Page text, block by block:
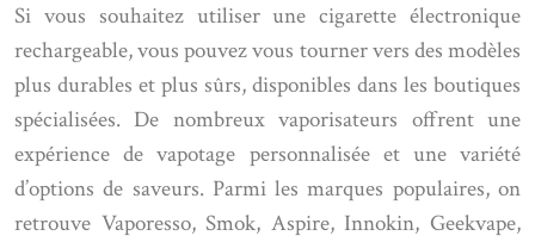
Si vous souhaitez utiliser une cigarette électronique
rechargeable, vous pouvez vous tourner vers des modèles
plus durables et plus sûrs, disponibles dans les boutiques
spécialisées. De nombreux vaporisateurs offrent une
expérience de vapotage personnalisée et une variété
d’options de saveurs. Parmi les marques populaires, on
retrouve Vaporesso, Smok, Aspire, Innokin, Geekvape,